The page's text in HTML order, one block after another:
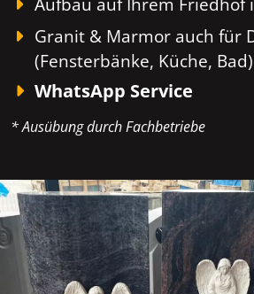
Granit & Marmor auch für
(Fensterbänke, Küche, Bad)
WhatsApp Service
* Ausübung durch Fachbetriebe